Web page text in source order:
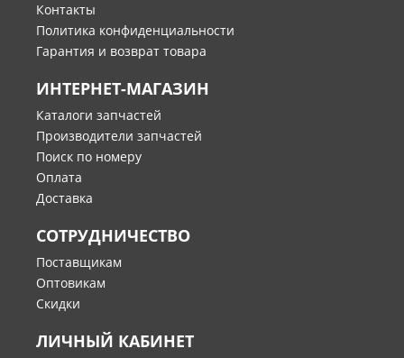
Контакты
Политика конфиденциальности
Гарантия и возврат товара
ИНТЕРНЕТ-МАГАЗИН
Каталоги запчастей
Производители запчастей
Поиск по номеру
Оплата
Доставка
СОТРУДНИЧЕСТВО
Поставщикам
Оптовикам
Скидки
ЛИЧНЫЙ КАБИНЕТ